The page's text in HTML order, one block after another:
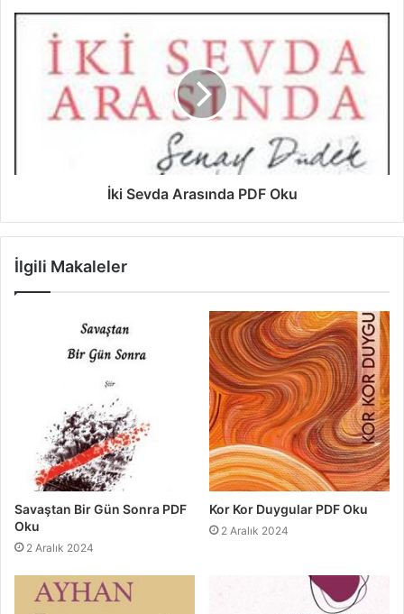
İki Sevda Arasında PDF Oku
İlgili Makaleler
Savaştan Bir Gün Sonra PDF
Oku
2 Aralık 2024
Kor Kor Duygular PDF Oku
2 Aralık 2024